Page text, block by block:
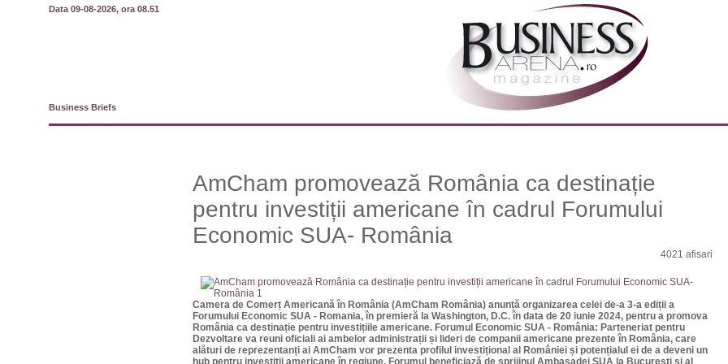
Data 09-08-2026, ora 08.51
Business Briefs
AmCham promovează România ca destinație
pentru investiții americane în cadrul Forumului
Economic SUA- România
4021 afisari
Camera de Comerț Americană în România (AmCham România) anunță organizarea celei de-a 3-a ediții a
Forumului Economic SUA - Romania, în premieră la Washington, D.C. în data de 20 iunie 2024, pentru a promova
România ca destinație pentru investițiile americane. Forumul Economic SUA - România: Parteneriat pentru
Dezvoltare va reuni oficiali ai ambelor administrații și lideri de companii americane prezente în România, care
alături de reprezentanți ai AmCham vor prezenta profilul investițional al României și potențialul ei de a deveni un
hub pentru investiții americane în regiune. Forumul beneficiază de sprijinul Ambasadei SUA la București și al